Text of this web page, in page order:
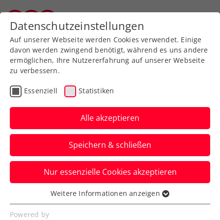
Zurück zur Newsübersicht
Turniere
Erste Bank Open:
Thiemstag feiert
Comeback – Misolic
eröffnet am Montag
Dominic Thiem startet beim ATP-Turnier
in Wien wie Jurij Rodionov am Dienstag,
Dennis Novak am Mittwoch.
Datenschutzeinstellungen
Auf unserer Webseite werden Cookies verwendet. Einige
davon werden zwingend benötigt, während es uns andere
ermöglichen, Ihre Nutzererfahrung auf unserer Webseite
zu verbessern.
Essenziell Statistiken
Alle akzeptieren
Speichern & schließen
Nur essenzielle Cookies akzeptieren
Essenziell
Essenzielle Cookies werden für grundlegende
Weitere Informationen anzeigen
Powered by